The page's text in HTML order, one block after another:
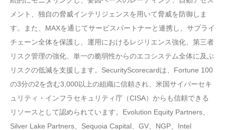
メント、独自の脅威インテリジェンスを用いて脅威を防御しま
す。また、MAXを通じてサービスパートナーと連携し、サプライ
チェーン全体を保護し、運用におけるレジリエンス強化、第三者
リスク管理の強化、単一の脆弱性からのエコシステム全体に及ぶ
リスクの低減を支援します。SecurityScorecardは、Fortune 100
の3分の2を含む3,000以上の組織に信頼され、米国サイバーセキ
ュリティ・インフラセキュリティ庁（CISA）からも信頼できる
リソースとして認められています。Evolution Equity Partners、
Silver Lake Partners、Sequoia Capital、GV、NGP、Intel